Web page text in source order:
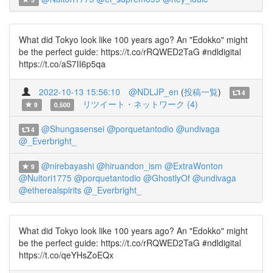
What did Tokyo look like 100 years ago? An "Edokko" might
be the perfect guide: https://t.co/rRQWED2TaG #ndldigital
https://t.co/aS7II6p5qa
2022-10-13 15:56:10 @NDLJP_en (投稿一覧)
4
9
0.500 リツイート・ネットワーク (4)
4 @Shungasensei @porquetantodio @undivaga
@_Everbright_
9 @nirebayashi @hiruandon_ism @ExtraWonton
@Nuitori1775 @porquetantodio @GhostlyOf @undivaga
@etherealspirits @_Everbright_
What did Tokyo look like 100 years ago? An "Edokko" might
be the perfect guide: https://t.co/rRQWED2TaG #ndldigital
https://t.co/qeYHsZoEQx